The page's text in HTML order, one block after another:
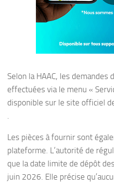
Selon la HAAC, les demandes
effectuées via le menu «
disponible sur le site officiel
Les pièces à fournir sont
plateforme. L’autorité de
que la date limite de dépôt
juin 2026. Elle précise